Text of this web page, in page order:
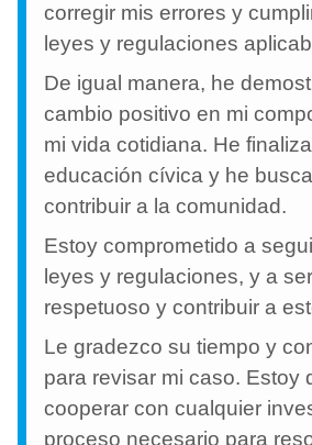
corregir mis errores y
leyes y regulaciones
De igual manera, he
cambio positivo en mi
mi vida cotidiana. He
educación cívica y he
contribuir a la comunidad.
Estoy comprometido a
leyes y regulaciones, y a
respetuoso y contribuir a
Le gradezco su tiempo y
para revisar mi caso. Estoy
cooperar con cualquier
proceso necesario para